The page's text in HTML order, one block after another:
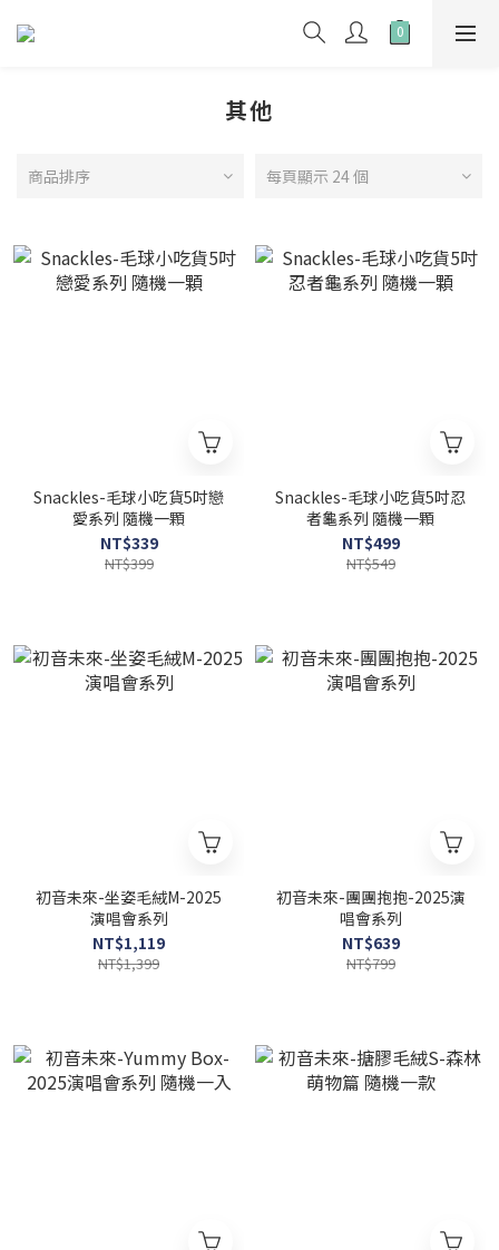
其他
商品排序 每頁顯示 24 個
Snackles-毛球小吃貨5吋戀
愛系列 隨機一顆
NT$339
NT$399
Snackles-毛球小吃貨5吋忍
者龜系列 隨機一顆
NT$499
NT$549
初音未來-坐姿毛絨M-2025
演唱會系列
NT$1,119
NT$1,399
初音未來-團團抱抱-2025演
唱會系列
NT$639
NT$799